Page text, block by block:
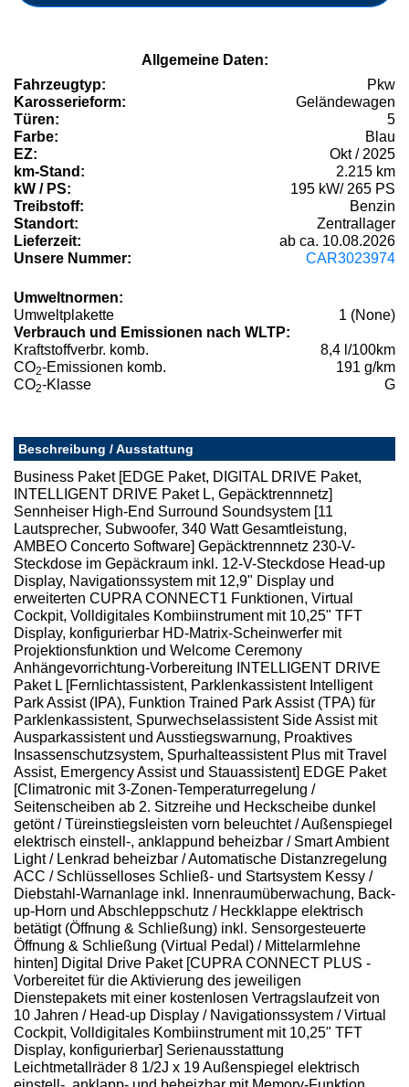
Allgemeine Daten:
Fahrzeugtyp:
Pkw
Karosserieform:
Geländewagen
Türen:
5
Farbe:
Blau
EZ:
Okt / 2025
km-Stand:
2.215 km
kW / PS:
195 kW/ 265 PS
Treibstoff:
Benzin
Standort:
Zentrallager
Lieferzeit:
ab ca. 10.08.2026
Unsere Nummer:
CAR3023974
Umweltnormen:
Umweltplakette
1 (None)
Verbrauch und Emissionen nach WLTP:
Kraftstoffverbr. komb.
8,4 l/100km
CO2-Emissionen komb.
191 g/km
CO2-Klasse G
Beschreibung / Ausstattung
Business Paket [EDGE Paket, DIGITAL DRIVE Paket,
INTELLIGENT DRIVE Paket L, Gepäcktrennnetz]
Sennheiser High-End Surround Soundsystem [11
Lautsprecher, Subwoofer, 340 Watt Gesamtleistung,
AMBEO Concerto Software] Gepäcktrennnetz 230-V-
Steckdose im Gepäckraum inkl. 12-V-Steckdose Head-up
Display, Navigationssystem mit 12,9" Display und
erweiterten CUPRA CONNECT1 Funktionen, Virtual
Cockpit, Volldigitales Kombiinstrument mit 10,25" TFT
Display, konfigurierbar HD-Matrix-Scheinwerfer mit
Projektionsfunktion und Welcome Ceremony
Anhängevorrichtung-Vorbereitung INTELLIGENT DRIVE
Paket L [Fernlichtassistent, Parklenkassistent Intelligent
Park Assist (IPA), Funktion Trained Park Assist (TPA) für
Parklenkassistent, Spurwechselassistent Side Assist mit
Ausparkassistent und Ausstiegswarnung, Proaktives
Insassenschutzsystem, Spurhalteassistent Plus mit Travel
Assist, Emergency Assist und Stauassistent] EDGE Paket
[Climatronic mit 3-Zonen-Temperaturregelung /
Seitenscheiben ab 2. Sitzreihe und Heckscheibe dunkel
getönt / Türeinstiegsleisten vorn beleuchtet / Außenspiegel
elektrisch einstell-, anklappund beheizbar / Smart Ambient
Light / Lenkrad beheizbar / Automatische Distanzregelung
ACC / Schlüsselloses Schließ- und Startsystem Kessy /
Diebstahl-Warnanlage inkl. Innenraumüberwachung, Back-
up-Horn und Abschleppschutz / Heckklappe elektrisch
betätigt (Öffnung & Schließung) inkl. Sensorgesteuerte
Öffnung & Schließung (Virtual Pedal) / Mittelarmlehne
hinten] Digital Drive Paket [CUPRA CONNECT PLUS -
Vorbereitet für die Aktivierung des jeweiligen
Dienstepakets mit einer kostenlosen Vertragslaufzeit von
10 Jahren / Head-up Display / Navigationssystem / Virtual
Cockpit, Volldigitales Kombiinstrument mit 10,25" TFT
Display, konfigurierbar] Serienausstattung
Leichtmetallräder 8 1/2J x 19 Außenspiegel elektrisch